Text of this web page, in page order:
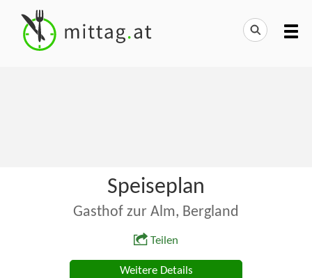
Speiseplan
Gasthof zur Alm, Bergland
Teilen
Weitere Details